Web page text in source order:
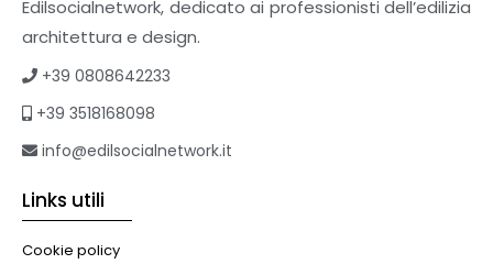
Tetti verdi
eBook
Formazione professionale
Illuminazione
Edilsocialnetwork, dedicato ai professionisti dell’edilizia
architettura e design.
+39 0808642233
+39 3518168098
info@edilsocialnetwork.it
Links utili
Cookie policy